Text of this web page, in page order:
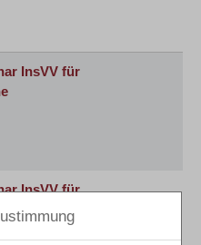
InsVV für
InsVV für